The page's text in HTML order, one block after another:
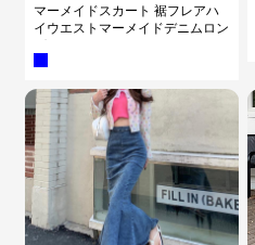
マーメイドスカート 裾フレアハ
イウエストマーメイドデニムロン
グスカート